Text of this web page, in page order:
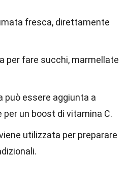
fresca, direttamente
per fare succhi, marmellate
può essere aggiunta a
un boost di vitamina C.
utilizzata per preparare